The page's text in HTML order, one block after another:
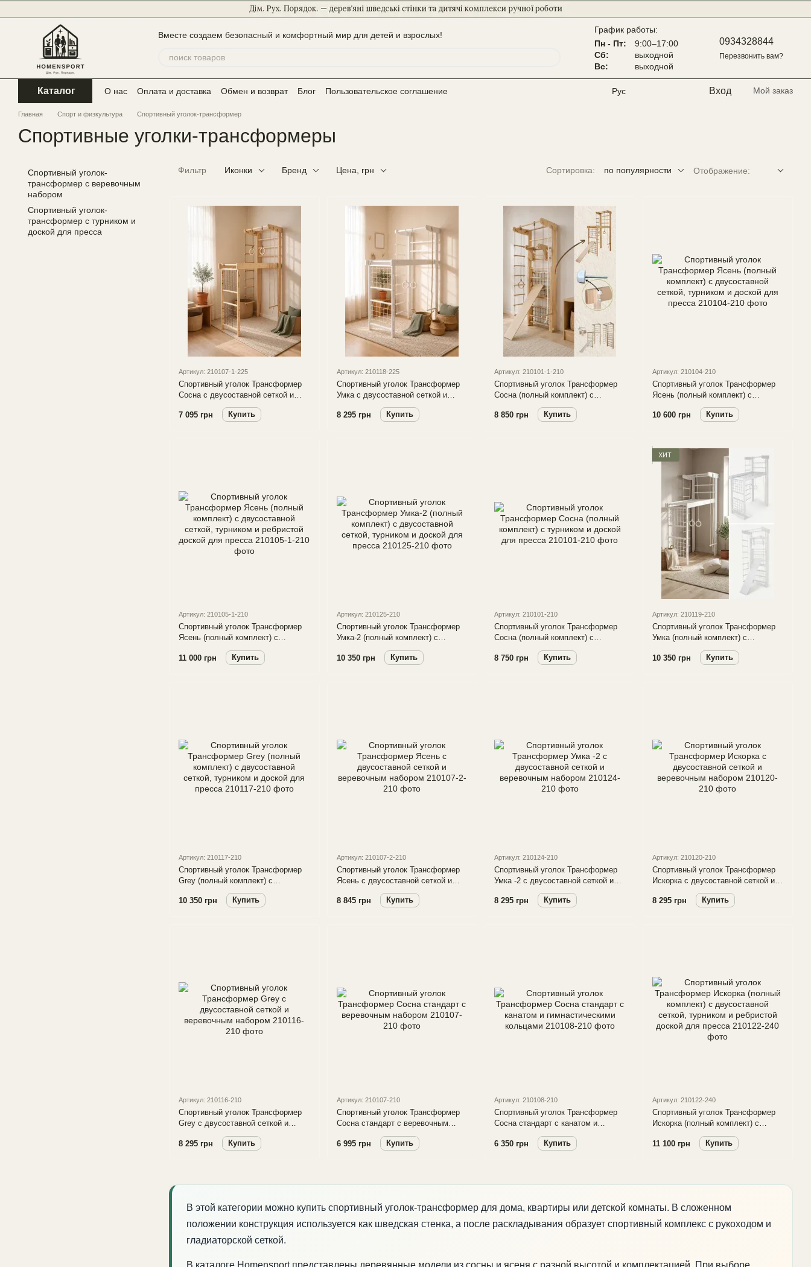
Вместе создаем безопасный и комфортный мир для детей и взрослых!
График работы:
Пн - Пт:
9:00–17:00
Сб:
выходной
Вс:
выходной
0934328844
Перезвонить вам?
Каталог О нас Оплата и доставка Обмен и возврат Блог Пользовательское соглашение Рус Вход Мой заказ
Главная Спорт и физкультура Спортивный уголок-трансформер
Спортивные уголки-трансформеры
Фильтр Иконки Бренд Цена, грн Сортировка: по популярности Отображение:
В этой категории можно купить спортивный уголок-трансформер для дома, квартиры или детской комнаты. В сложенном
положении конструкция используется как шведская стенка, а после раскладывания образует спортивный комплекс с рукоходом и
гладиаторской сеткой.
В каталоге Homensport представлены деревянные модели из сосны и ясеня с разной высотой и комплектацией. При выборе
Артикул: 210107-1-225
Спортивный уголок Трансформер
Сосна с двусоставной сеткой и
веревочным набором
7 095 грн
Купить
Артикул: 210118-225
Спортивный уголок Трансформер
Умка с двусоставной сеткой и
веревочным набором
8 295 грн
Купить
Артикул: 210101-1-210
Спортивный уголок Трансформер
Сосна (полный комплект) с
двусоставной сеткой, турником и
доской для пресса
8 850 грн Купить
Артикул: 210104-210
Спортивный уголок Трансформер
Ясень (полный комплект) с
двусоставной сеткой, турником и
доской для пресса
10 600 грн Купить
Артикул: 210105-1-210
Спортивный уголок Трансформер
Ясень (полный комплект) с
двусоставной сеткой, турником и
ребристой доской для пресса
11 000 грн Купить
Артикул: 210125-210
Спортивный уголок Трансформер
Умка-2 (полный комплект) с
двусоставной сеткой, турником и
доской для пресса
10 350 грн Купить
Артикул: 210101-210
Спортивный уголок Трансформер
Сосна (полный комплект) с
турником и доской для пресса
8 750 грн
Купить
ХИТ
Артикул: 210119-210
Спортивный уголок Трансформер
Умка (полный комплект) с
двусоставной сеткой, турником и
доской для пресса
10 350 грн Купить
Артикул: 210117-210
Спортивный уголок Трансформер
Grey (полный комплект) с
двусоставной сеткой, турником и
доской для пресса
10 350 грн Купить
Артикул: 210107-2-210
Спортивный уголок Трансформер
Ясень с двусоставной сеткой и
веревочным набором
8 845 грн
Купить
Артикул: 210124-210
Спортивный уголок Трансформер
Умка -2 с двусоставной сеткой и
веревочным набором
8 295 грн
Купить
Артикул: 210120-210
Спортивный уголок Трансформер
Искорка с двусоставной сеткой и
веревочным набором
8 295 грн
Купить
Артикул: 210116-210
Спортивный уголок Трансформер
Grey с двусоставной сеткой и
веревочным набором
8 295 грн
Купить
Артикул: 210107-210
Спортивный уголок Трансформер
Сосна стандарт с веревочным
6 995 грн
Купить
Артикул: 210108-210
Спортивный уголок Трансформер
Сосна стандарт с канатом и
гимнастическими кольцами
6 350 грн
Купить
Артикул: 210122-240
Спортивный уголок Трансформер
Искорка (полный комплект) с
двусоставной сеткой, турником и
ребристой доской для пресса
11 100 грн Купить
Спортивный уголок-
трансформер с веревочным
набором
Спортивный уголок-
трансформер с турником и
доской для пресса